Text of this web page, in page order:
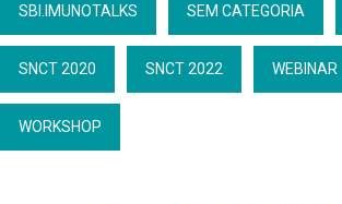
SBI.IMUNOTALKS SEM CATEGORIA
SNCT 2020 SNCT 2022 WEBINAR
WORKSHOP